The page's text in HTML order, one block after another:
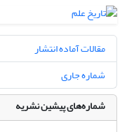
مقالات آماده انتشار
شماره جاری
شماره‌های پیشین نشریه